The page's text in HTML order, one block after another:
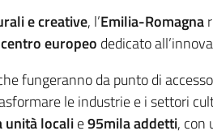
e creative, l’Emilia-Romagna
europeo dedicato
fungeranno da punto di
le industrie e i settori
unità localie95mila addetti, con